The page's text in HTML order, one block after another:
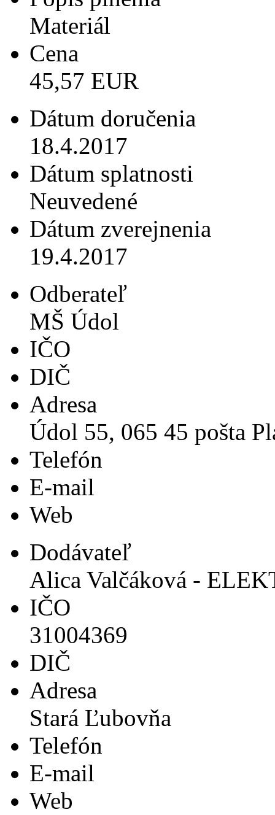
Materiál
Cena
45,57 EUR
Dátum doručenia
18.4.2017
Dátum splatnosti
Neuvedené
Dátum zverejnenia
19.4.2017
Odberateľ
MŠ Údol
IČO
DIČ
Adresa
Údol 55, 065 45 pošta
Telefón
E-mail
Web
Dodávateľ
Alica Valčáková -
IČO
31004369
DIČ
Adresa
Stará Ľubovňa
Telefón
E-mail
Web